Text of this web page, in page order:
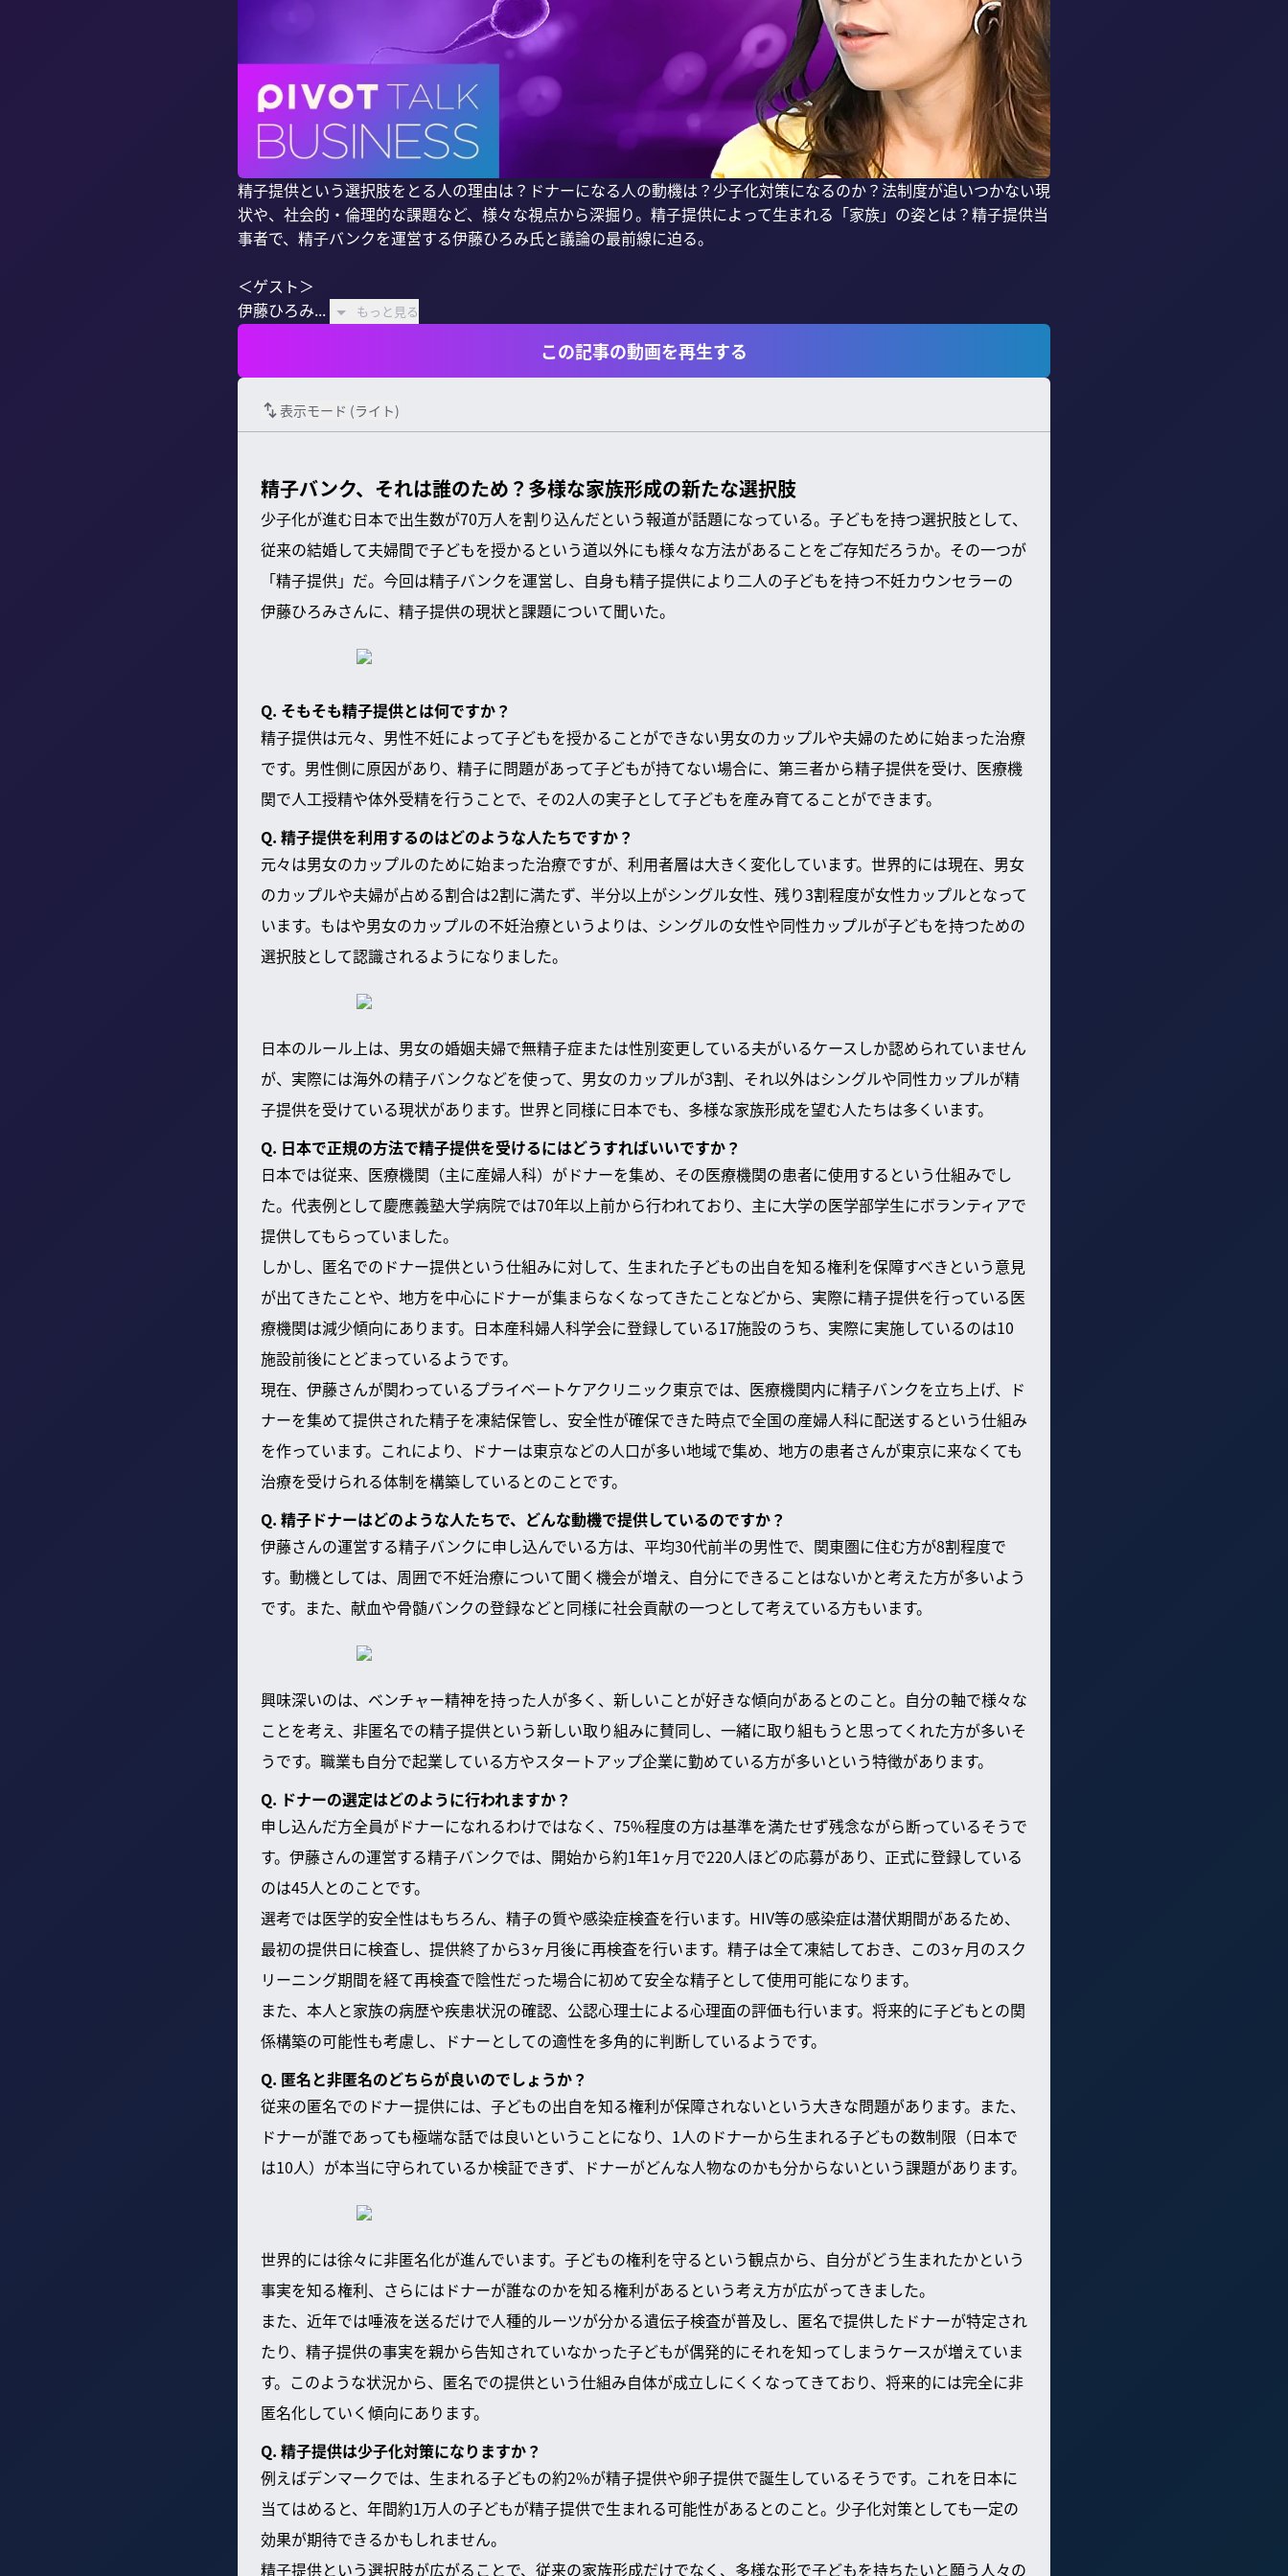
精子提供という選択肢をとる人の理由は？ドナーになる人の動機は？少子化対策になるのか？法制度が追いつかない現
状や、社会的・倫理的な課題など、様々な視点から深掘り。精子提供によって生まれる「家族」の姿とは？精子提供当
事者で、精子バンクを運営する伊藤ひろみ氏と議論の最前線に迫る。
＜ゲスト＞
伊藤ひろみ...
もっと見る
この記事の動画を再生する
表示モード (ライト)
精子バンク、それは誰のため？多様な家族形成の新たな選択肢
少子化が進む日本で出生数が70万人を割り込んだという報道が話題になっている。子どもを持つ選択肢として、
従来の結婚して夫婦間で子どもを授かるという道以外にも様々な方法があることをご存知だろうか。その一つが
「精子提供」だ。今回は精子バンクを運営し、自身も精子提供により二人の子どもを持つ不妊カウンセラーの
伊藤ひろみさんに、精子提供の現状と課題について聞いた。
Q. そもそも精子提供とは何ですか？
精子提供は元々、男性不妊によって子どもを授かることができない男女のカップルや夫婦のために始まった治療
です。男性側に原因があり、精子に問題があって子どもが持てない場合に、第三者から精子提供を受け、医療機
関で人工授精や体外受精を行うことで、その2人の実子として子どもを産み育てることができます。
Q. 精子提供を利用するのはどのような人たちですか？
元々は男女のカップルのために始まった治療ですが、利用者層は大きく変化しています。世界的には現在、男女
のカップルや夫婦が占める割合は2割に満たず、半分以上がシングル女性、残り3割程度が女性カップルとなって
います。もはや男女のカップルの不妊治療というよりは、シングルの女性や同性カップルが子どもを持つための
選択肢として認識されるようになりました。
日本のルール上は、男女の婚姻夫婦で無精子症または性別変更している夫がいるケースしか認められていません
が、実際には海外の精子バンクなどを使って、男女のカップルが3割、それ以外はシングルや同性カップルが精
子提供を受けている現状があります。世界と同様に日本でも、多様な家族形成を望む人たちは多くいます。
Q. 日本で正規の方法で精子提供を受けるにはどうすればいいですか？
日本では従来、医療機関（主に産婦人科）がドナーを集め、その医療機関の患者に使用するという仕組みでし
た。代表例として慶應義塾大学病院では70年以上前から行われており、主に大学の医学部学生にボランティアで
提供してもらっていました。
しかし、匿名でのドナー提供という仕組みに対して、生まれた子どもの出自を知る権利を保障すべきという意見
が出てきたことや、地方を中心にドナーが集まらなくなってきたことなどから、実際に精子提供を行っている医
療機関は減少傾向にあります。日本産科婦人科学会に登録している17施設のうち、実際に実施しているのは10
施設前後にとどまっているようです。
現在、伊藤さんが関わっているプライベートケアクリニック東京では、医療機関内に精子バンクを立ち上げ、ド
ナーを集めて提供された精子を凍結保管し、安全性が確保できた時点で全国の産婦人科に配送するという仕組み
を作っています。これにより、ドナーは東京などの人口が多い地域で集め、地方の患者さんが東京に来なくても
治療を受けられる体制を構築しているとのことです。
Q. 精子ドナーはどのような人たちで、どんな動機で提供しているのですか？
伊藤さんの運営する精子バンクに申し込んでいる方は、平均30代前半の男性で、関東圏に住む方が8割程度で
す。動機としては、周囲で不妊治療について聞く機会が増え、自分にできることはないかと考えた方が多いよう
です。また、献血や骨髄バンクの登録などと同様に社会貢献の一つとして考えている方もいます。
興味深いのは、ベンチャー精神を持った人が多く、新しいことが好きな傾向があるとのこと。自分の軸で様々な
ことを考え、非匿名での精子提供という新しい取り組みに賛同し、一緒に取り組もうと思ってくれた方が多いそ
うです。職業も自分で起業している方やスタートアップ企業に勤めている方が多いという特徴があります。
Q. ドナーの選定はどのように行われますか？
申し込んだ方全員がドナーになれるわけではなく、75%程度の方は基準を満たせず残念ながら断っているそうで
す。伊藤さんの運営する精子バンクでは、開始から約1年1ヶ月で220人ほどの応募があり、正式に登録している
のは45人とのことです。
選考では医学的安全性はもちろん、精子の質や感染症検査を行います。HIV等の感染症は潜伏期間があるため、
最初の提供日に検査し、提供終了から3ヶ月後に再検査を行います。精子は全て凍結しておき、この3ヶ月のスク
リーニング期間を経て再検査で陰性だった場合に初めて安全な精子として使用可能になります。
また、本人と家族の病歴や疾患状況の確認、公認心理士による心理面の評価も行います。将来的に子どもとの関
係構築の可能性も考慮し、ドナーとしての適性を多角的に判断しているようです。
Q. 匿名と非匿名のどちらが良いのでしょうか？
従来の匿名でのドナー提供には、子どもの出自を知る権利が保障されないという大きな問題があります。また、
ドナーが誰であっても極端な話では良いということになり、1人のドナーから生まれる子どもの数制限（日本で
は10人）が本当に守られているか検証できず、ドナーがどんな人物なのかも分からないという課題があります。
世界的には徐々に非匿名化が進んでいます。子どもの権利を守るという観点から、自分がどう生まれたかという
事実を知る権利、さらにはドナーが誰なのかを知る権利があるという考え方が広がってきました。
また、近年では唾液を送るだけで人種的ルーツが分かる遺伝子検査が普及し、匿名で提供したドナーが特定され
たり、精子提供の事実を親から告知されていなかった子どもが偶発的にそれを知ってしまうケースが増えていま
す。このような状況から、匿名での提供という仕組み自体が成立しにくくなってきており、将来的には完全に非
匿名化していく傾向にあります。
Q. 精子提供は少子化対策になりますか？
例えばデンマークでは、生まれる子どもの約2%が精子提供や卵子提供で誕生しているそうです。これを日本に
当てはめると、年間約1万人の子どもが精子提供で生まれる可能性があるとのこと。少子化対策としても一定の
効果が期待できるかもしれません。
精子提供という選択肢が広がることで、従来の家族形成だけでなく、多様な形で子どもを持ちたいと願う人々の